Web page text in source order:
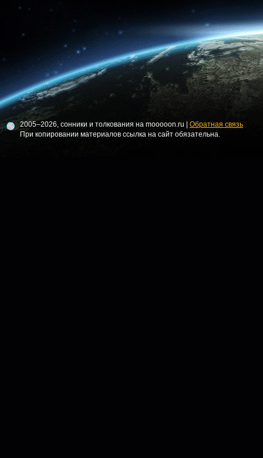
2005–2026, сонники и толкования на mooooon.ru | Обратная связь
При копировании материалов ссылка на сайт обязательна.